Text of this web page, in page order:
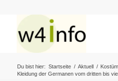
Du bist hier: Startseite / Aktuell /
Kleidung der Germanen vom dritten bis